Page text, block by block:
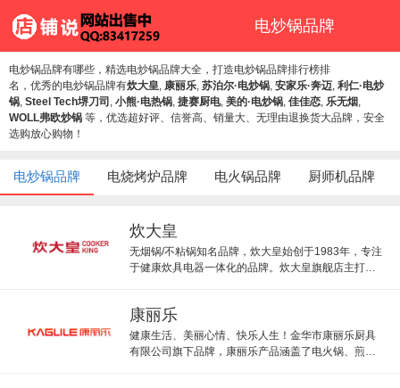
电炒锅品牌
电炒锅品牌有哪些，精选电炒锅品牌大全，打造电炒锅品牌排行榜排
名，优秀的电炒锅品牌有炊大皇, 康丽乐, 苏泊尔·电炒锅, 安家乐·奔迈, 利仁·电炒
锅, Steel Tech堺刀司 , 小熊·电热锅, 捷赛厨电, 美的·电炒锅, 佳佳恋, 乐无烟,
WOLL弗欧炒锅 等，优选超好评、信誉高、销量大、无理由退换货大品牌，安全
选购放心购物！
电炒锅品牌 电烧烤炉品牌 电火锅品牌 厨师机品牌
炊大皇
无烟锅/不粘锅知名品牌，炊大皇始创于1983年，专注
于健康炊具电器一体化的品牌。炊大皇旗舰店主打电
康丽乐
健康生活、美丽心情、快乐人生！金华市康丽乐厨具
有限公司旗下品牌，康丽乐产品涵盖了电火锅、煎